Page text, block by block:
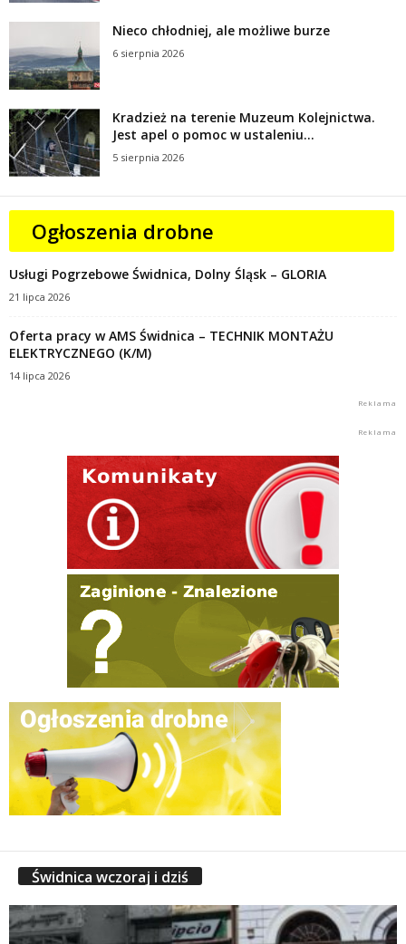
Nieco chłodniej, ale możliwe burze
6 sierpnia 2026
Kradzież na terenie Muzeum Kolejnictwa.
Jest apel o pomoc w ustaleniu...
5 sierpnia 2026
Ogłoszenia drobne
Usługi Pogrzebowe Świdnica, Dolny Śląsk – GLORIA
21 lipca 2026
Oferta pracy w AMS Świdnica – TECHNIK MONTAŻU
ELEKTRYCZNEGO (K/M)
14 lipca 2026
Świdnica wczoraj i dziś